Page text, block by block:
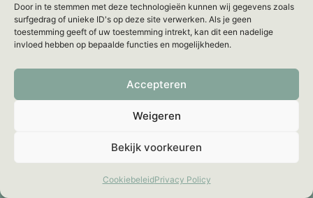
Door in te stemmen met deze technologieën kunnen wij gegevens zoals
surfgedrag of unieke ID's op deze site verwerken. Als je geen
toestemming geeft of uw toestemming intrekt, kan dit een nadelige
invloed hebben op bepaalde functies en mogelijkheden.
Accepteren
Weigeren
Bekijk voorkeuren
CookiebeleidPrivacy Policy